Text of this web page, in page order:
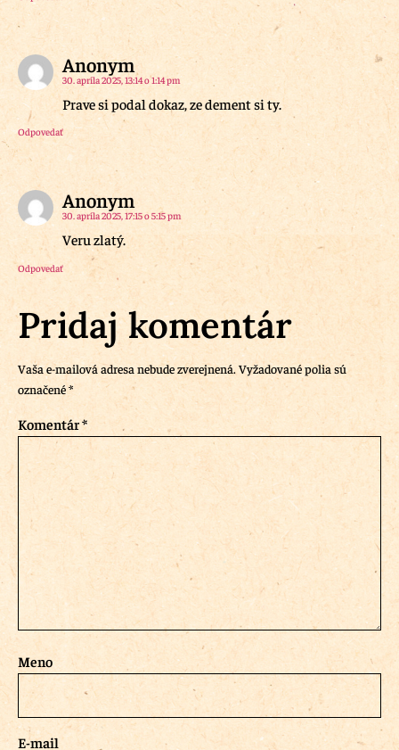
Anonym
30. apríla 2025, 13:14 o 1:14 pm
Prave si podal dokaz, ze dement si ty.
Odpovedať
Anonym
30. apríla 2025, 17:15 o 5:15 pm
Veru zlatý.
Odpovedať
Pridaj komentár
Vaša e-mailová adresa nebude zverejnená. Vyžadované polia sú
označené*
Komentár*
Meno
E-mail